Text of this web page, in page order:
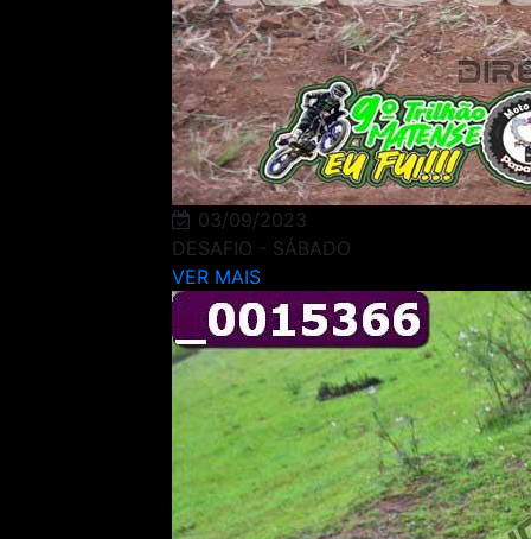
03/09/2023
DESAFIO - SÁBADO
VER MAIS